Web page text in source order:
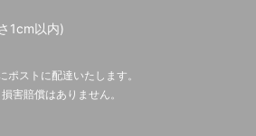
1cm以内)
ストに配達いたします。
害賠償はありません。